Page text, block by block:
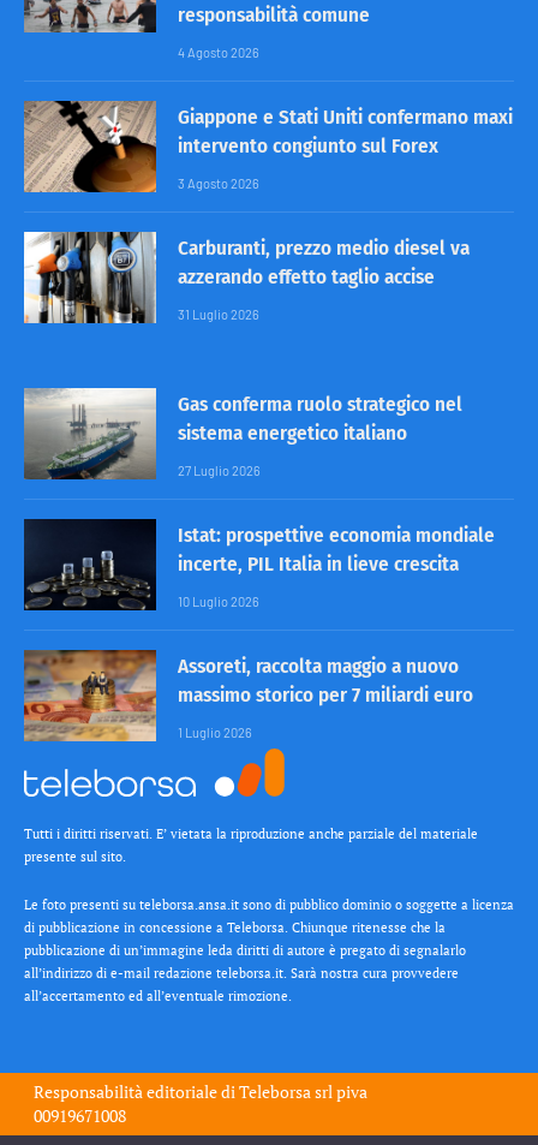
responsabilità comune
4 Agosto 2026
Giappone e Stati Uniti confermano maxi
intervento congiunto sul Forex
3 Agosto 2026
Carburanti, prezzo medio diesel va
azzerando effetto taglio accise
31 Luglio 2026
Gas conferma ruolo strategico nel
sistema energetico italiano
27 Luglio 2026
Istat: prospettive economia mondiale
incerte, PIL Italia in lieve crescita
10 Luglio 2026
Assoreti, raccolta maggio a nuovo
massimo storico per 7 miliardi euro
1 Luglio 2026
Tutti i diritti riservati. E’ vietata la riproduzione anche parziale del materiale
presente sul sito.
Le foto presenti su teleborsa.ansa.it sono di pubblico dominio o soggette a licenza
di pubblicazione in concessione a Teleborsa. Chiunque ritenesse che la
pubblicazione di un’immagine leda diritti di autore è pregato di segnalarlo
all’indirizzo di e-mail redazione teleborsa.it. Sarà nostra cura provvedere
all’accertamento ed all’eventuale rimozione.
Responsabilità editoriale diTeleborsa srlpiva
00919671008